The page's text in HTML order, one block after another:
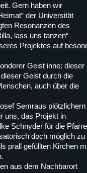
Gern haben wir
der Universität
Resonanzen des
lass uns tanzen“
Projektes auf
Geist inne: dieser
Geist durch die
auch über die
Semraus plötzlichern
uns, das Projekt in
Schnyder für die
doch möglich zu
prall gefüllten Kirchen
aus dem Nachbarort